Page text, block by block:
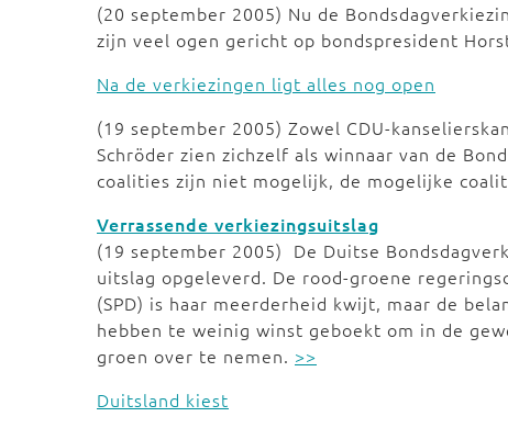
(20 september 2005) Nu de
zijn veel ogen gericht op bondspresident
Na de verkiezingen ligt alles nog open
(19 september 2005) Zowel CDU-
Schröder zien zichzelf als winnaar van de
coalities zijn niet mogelijk, de mogelijke
Verrassende verkiezingsuitslag
(19 september 2005) De Duitse
uitslag opgeleverd. De rood-groene
(SPD) is haar meerderheid kwijt, maar de
hebben te weinig winst geboekt om in de
groen over te nemen. >>
Duitsland kiest